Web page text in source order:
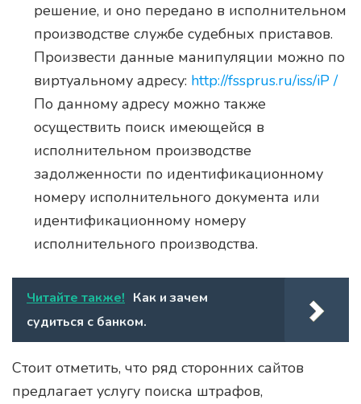
решение, и оно передано в исполнительном
производстве службе судебных приставов.
Произвести данные манипуляции можно по
виртуальному адресу: http://fssprus.ru/iss/iP /
По данному адресу можно также
осуществить поиск имеющейся в
исполнительном производстве
задолженности по идентификационному
номеру исполнительного документа или
идентификационному номеру
исполнительного производства.
Читайте также! Как и зачем
судиться с банком.
Стоит отметить, что ряд сторонних сайтов
предлагает услугу поиска штрафов,